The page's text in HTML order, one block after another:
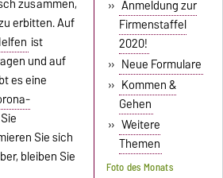
zusammen,
erbitten. Auf
ist
und auf
es eine
Sie sich
bleiben Sie
» Anmeldung zur
Firmenstaffel
2020!
» Neue Formulare
» Kommen &
Gehen
» Weitere
Themen
Foto des Monats